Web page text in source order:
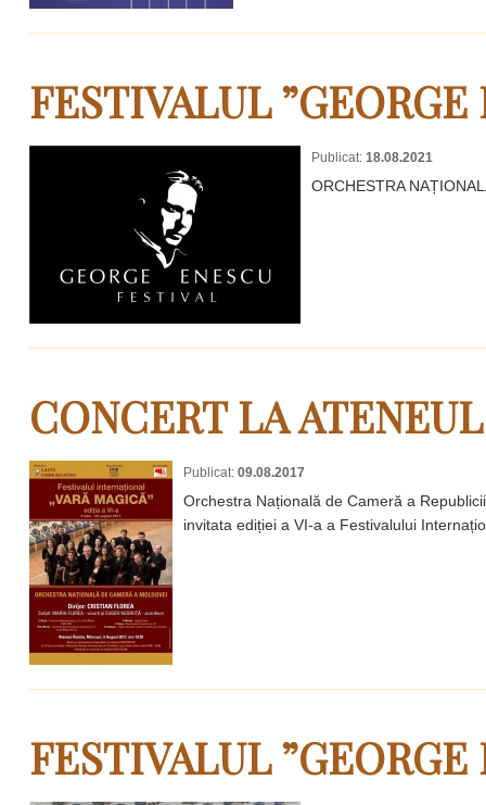
FESTIVALUL ”GEORGE
Publicat: 18.08.2021
ORCHESTRA
CONCERT LA
Publicat: 09.08.2017
Orchestra Națională de Cameră a
invitata ediției a VI-a a Festivalului
FESTIVALUL ”GEORGE